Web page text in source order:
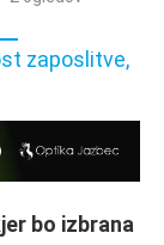
bo izbrana